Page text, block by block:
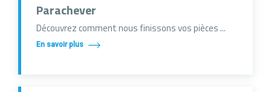
Parachever
Découvrez comment nous finissons vos pièces ...
En savoir plus